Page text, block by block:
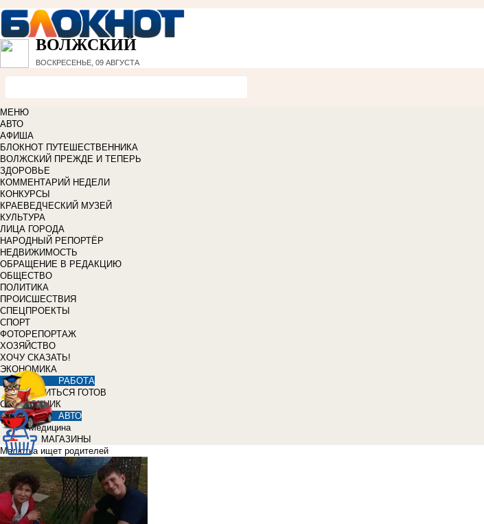
ВОЛЖСКИЙ
ВОСКРЕСЕНЬЕ, 09 АВГУСТА
МЕНЮ
АВТО
АФИША
БЛОКНОТ ПУТЕШЕСТВЕННИКА
ВОЛЖСКИЙ ПРЕЖДЕ И ТЕПЕРЬ
ЗДОРОВЬЕ
КОММЕНТАРИЙ НЕДЕЛИ
КОНКУРСЫ
КРАЕВЕДЧЕСКИЙ МУЗЕЙ
КУЛЬТУРА
ЛИЦА ГОРОДА
НАРОДНЫЙ РЕПОРТЁР
НЕДВИЖИМОСТЬ
ОБРАЩЕНИЕ В РЕДАКЦИЮ
ОБЩЕСТВО
ПОЛИТИКА
ПРОИСШЕСТВИЯ
СПЕЦПРОЕКТЫ
СПОРТ
ФОТОРЕПОРТАЖ
ХОЗЯЙСТВО
ХОЧУ СКАЗАТЬ!
ЭКОНОМИКА
РАБОТА
УЧИТЬСЯ ГОТОВ
СПРАВОЧНИК
АВТО
Медицина
МАГАЗИНЫ
Малютка ищет родителей